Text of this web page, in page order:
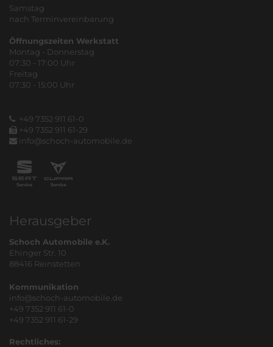
Samstag
nach Terminvereinbarung
Öffnungszeiten Werkstatt
Montag - Donnerstag
07:30 - 17:00 Uhr
Freitag
07:30 - 15:00 Uhr
+49 7352 911 61-0
+49 7352 911 61-29
info@schoch-automobile.de
Herausgeber
Schoch Automobile e.K.
Ehinger Str. 10
88416 Reinstetten
Kommunikation
info@schoch-automobile.de
+49 7352 911 61-0
+49 7352 911 61-29
Rechtliches: